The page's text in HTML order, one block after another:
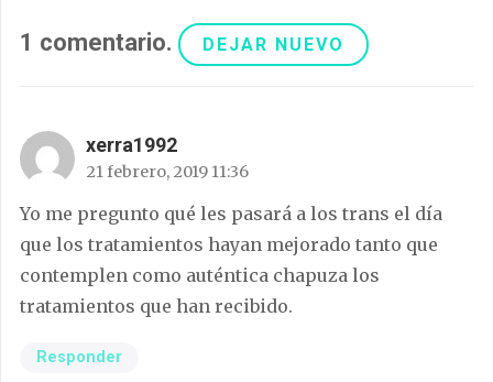
1 comentario. DEJAR NUEVO
xerra1992
21 febrero, 2019 11:36
Yo me pregunto qué les pasará a los trans el día
que los tratamientos hayan mejorado tanto que
contemplen como auténtica chapuza los
tratamientos que han recibido.
Responder